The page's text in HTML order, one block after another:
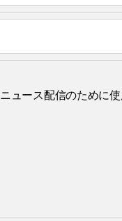
ュース配信のために